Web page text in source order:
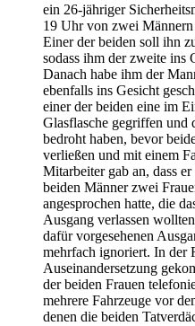
ein 26-jähriger
19 Uhr von zwei
Einer der beiden soll ihn
sodass ihm der zweite ins
Danach habe ihm der
ebenfalls ins Gesicht
einer der beiden eine im
Glasflasche gegriffen und
bedroht haben, bevor
verließen und mit einem
Mitarbeiter gab an, dass
beiden Männer zwei
angesprochen hatte, die
Ausgang verlassen
dafür vorgesehenen
mehrfach ignoriert. In der
Auseinandersetzung
der beiden Frauen
mehrere Fahrzeuge vor
denen die beiden